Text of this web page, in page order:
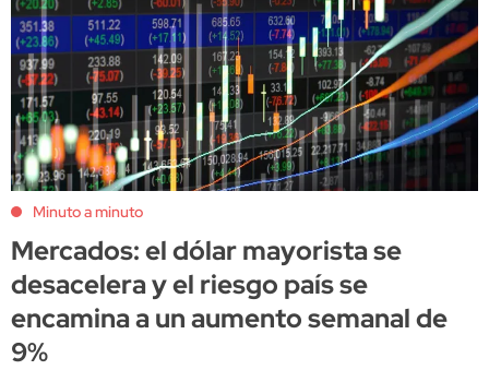
Minuto a minuto
Mercados: el dólar mayorista se
desacelera y el riesgo país se
encamina a un aumento semanal de
9%